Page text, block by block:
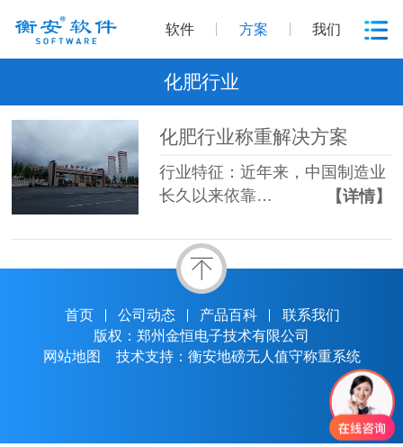
软件 方案 我们
化肥行业
化肥行业称重解决方案
行业特征：近年来，中国制造业
长久以来依靠…
【详情】
首页 公司动态 产品百科
联系我们
版权：郑州金恒电子技术有限公司
网站地图
技术支持：衡安地磅无人值守称重系统